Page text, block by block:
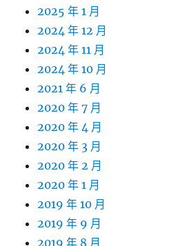
2025 年 1 月
2024 年 12 月
2024 年 11 月
2024 年 10 月
2021 年 6 月
2020 年 7 月
2020 年 4 月
2020 年 3 月
2020 年 2 月
2020 年 1 月
2019 年 10 月
2019 年 9 月
2019 年 8 月